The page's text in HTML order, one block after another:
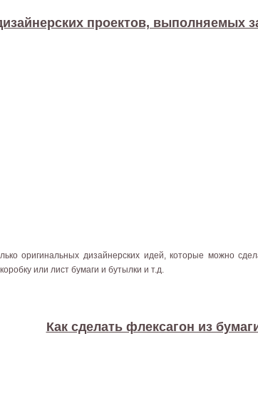
проектов, выполняемых
оригинальных дизайнерских идей, которые можно
или лист бумаги и бутылки и т.д.
Как сделать флексагон из